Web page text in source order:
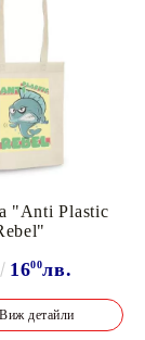
"Anti Plastic
1600лв.
Виж детайли